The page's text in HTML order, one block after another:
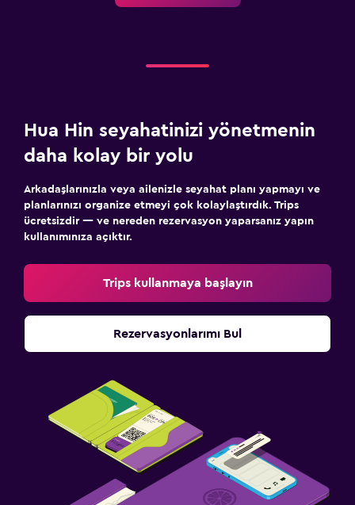
Faks/fotokopi
Çalışma masası
Hua Hin seyahatinizi yönetmenin
daha kolay bir yolu
Arkadaşlarınızla veya ailenizle seyahat planı yapmayı ve
planlarınızı organize etmeyi çok kolaylaştırdık. Trips
ücretsizdir — ve nereden rezervasyon yaparsanız yapın
kullanımınıza açıktır.
Trips kullanmaya başlayın
Rezervasyonlarımı Bul